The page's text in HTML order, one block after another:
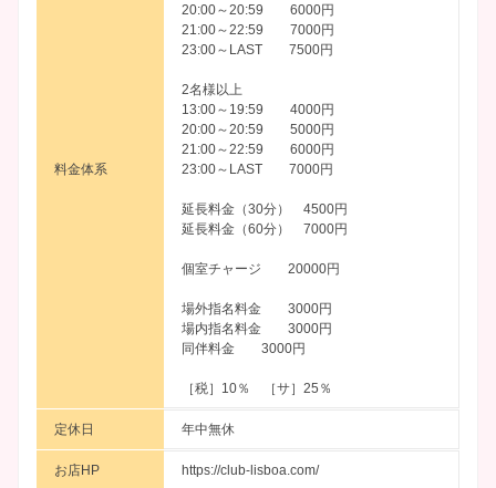
料金体系
20:00～20:59 6000円
21:00～22:59 7000円
23:00～LAST 7500円
2名様以上
13:00～19:59 4000円
20:00～20:59 5000円
21:00～22:59 6000円
23:00～LAST 7000円
延長料金（30分） 4500円
延長料金（60分） 7000円
個室チャージ 20000円
場外指名料金 3000円
場内指名料金 3000円
同伴料金 3000円
［税］10％ ［サ］25％
定休日 年中無休
お店HP https://club-lisboa.com/